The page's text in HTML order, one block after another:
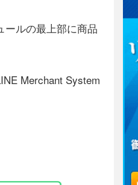
ールの最上部に商品
Merchant System